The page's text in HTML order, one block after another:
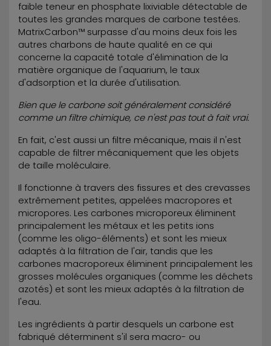
faible teneur en phosphate lixiviable détectable de
toutes les grandes marques de carbone testées.
MatrixCarbon™ surpasse d'au moins deux fois les
autres charbons de haute qualité en ce qui
concerne la capacité totale d'élimination de la
matière organique de l'aquarium, le taux
d'adsorption et la durée d'utilisation.
Bien que le carbone soit généralement considéré
comme un filtre chimique, ce n'est pas tout à fait vrai.
En fait, c'est aussi un filtre mécanique, mais il n'est
capable de filtrer mécaniquement que les objets
de taille moléculaire.
Il fonctionne à travers des fissures et des crevasses
extrêmement petites, appelées macropores et
micropores. Les carbones microporeux éliminent
principalement les métaux et les petits ions
(comme les oligo-éléments) et sont les mieux
adaptés à la filtration de l'air, tandis que les
carbones macroporeux éliminent principalement les
grosses molécules organiques (comme les déchets
azotés) et sont les mieux adaptés à la filtration de
l'eau.
Les ingrédients à partir desquels un carbone est
fabriqué déterminent s'il sera macro- ou